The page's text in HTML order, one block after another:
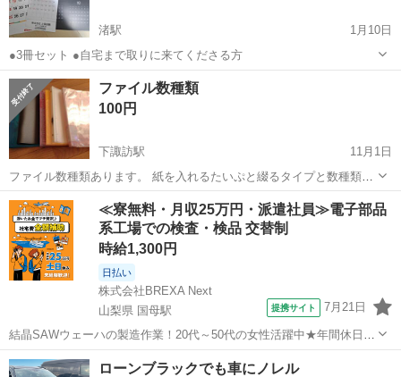
渚駅
1月10日
●3冊セット ●自宅まで取りに来てくださる方
長野 松本市 渚駅 手帳
ファイル数種類
100円
下諏訪駅
11月1日
ファイル数種類あります。 紙を入れるたいぷと綴るタイプと数種類あ
ります。 新品のものが入ってます。 どなたか使って下さい
長野 岡谷市 下諏訪駅 手帳 新品
≪寮無料・月収25万円・派遣社員≫電子部品
系工場での検査・検品 交替制
時給1,300円
日払い
株式会社BREXA Next
山梨県 国母駅
提携サイト 7月21日
結晶SAWウェーハの製造作業！20代～50代の女性活躍中★年間休日
120日＆土日祝休み！クリーンルーム内でのお仕事！日払い制度利用可
◎正社員登用制度あり！マイカー通勤可！《山梨県中巨摩郡昭和町》
山梨 国母駅 その他
ローンブラックでも車にノレル